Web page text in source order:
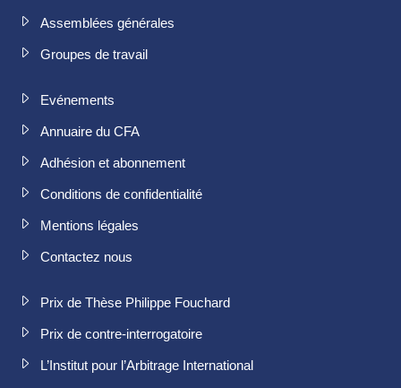
Assemblées générales
Groupes de travail
Evénements
Annuaire du CFA
Adhésion et abonnement
Conditions de confidentialité
Mentions légales
Contactez nous
Prix de Thèse Philippe Fouchard
Prix de contre-interrogatoire
L’Institut pour l’Arbitrage International